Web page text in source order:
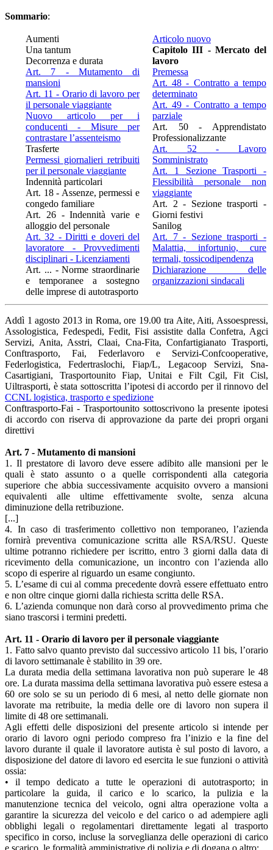
Sommario:
Aumenti
Una tantum
Decorrenza e durata
Art. 7 - Mutamento di
mansioni
Art. 11 - Orario di lavoro per
il personale viaggiante
Nuovo articolo per i
conducenti - Misure per
contrastare l’assenteismo
Trasferte
Permessi giornalieri retribuiti
per il personale viaggiante
Indennità particolari
Art. 18 - Assenze, permessi e
congedo familiare
Art. 26 - Indennità varie e
alloggio del personale
Art. 32 - Diritti e doveri del
lavoratore - Provvedimenti
disciplinari - Licenziamenti
Art. ... - Norme straordinarie
e temporanee a sostegno
delle imprese di autotrasporto
Articolo nuovo
Capitolo III - Mercato del
lavoro
Premessa
Art. 48 - Contratto a tempo
determinato
Art. 49 - Contratto a tempo
parziale
Art. 50 - Apprendistato
Professionalizzante
Art. 52 - Lavoro
Somministrato
Art. 1 Sezione Trasporti -
Flessibilità personale non
viaggiante
Art. 2 - Sezione trasporti -
Giorni festivi
Sanilog
Art. 7 - Sezione trasporti -
Malattia, infortunio, cure
termali, tossicodipendenza
Dichiarazione delle
organizzazioni sindacali
Addì 1 agosto 2013 in Roma, ore 19.00 tra Aite, Aiti, Assoespressi,
Assologistica, Fedespedi, Fedit, Fisi assistite dalla Confetra, Agci
Servizi, Anita, Asstri, Claai, Cna-Fita, Confartigianato Trasporti,
Conftrasporto, Fai, Federlavoro e Servizi-Confcooperative,
Federlogistica, Federtraslochi, Fiap/L, Legacoop Servizi, Sna-
Casartigiani, Trasportounito Fiap, Unitai e Filt Cgil, Fit Cisl,
Uiltrasporti, è stata sottoscritta l’ipotesi di accordo per il rinnovo del
CCNL logistica, trasporto e spedizione
Conftrasporto-Fai - Trasportounito sottoscrivono la presente ipotesi
di accordo con riserva di approvazione da parte dei propri organi
direttivi
Art. 7 - Mutamento di mansioni
1. Il prestatore di lavoro deve essere adibito alle mansioni per le
quali è stato assunto o a quelle corrispondenti alla categoria
superiore che abbia successivamente acquisito ovvero a mansioni
equivalenti alle ultime effettivamente svolte, senza alcuna
diminuzione della retribuzione.
[...]
4. In caso di trasferimento collettivo non temporaneo, l’azienda
fornirà preventiva comunicazione scritta alle RSA/RSU. Queste
ultime potranno richiedere per iscritto, entro 3 giorni dalla data di
ricevimento della comunicazione, un incontro con l’azienda allo
scopo di esperire al riguardo un esame congiunto.
5. L’esame di cui al comma precedente dovrà essere effettuato entro
e non oltre cinque giorni dalla richiesta scritta delle RSA.
6. L’azienda comunque non darà corso al provvedimento prima che
siano trascorsi i termini predetti.
Art. 11 - Orario di lavoro per il personale viaggiante
1. Fatto salvo quanto previsto dal successivo articolo 11 bis, l’orario
di lavoro settimanale è stabilito in 39 ore.
La durata media della settimana lavorativa non può superare le 48
ore. La durata massima della settimana lavorativa può essere estesa a
60 ore solo se su un periodo di 6 mesi, al netto delle giornate non
lavorate ma retribuite, la media delle ore di lavoro non supera il
limite di 48 ore settimanali.
Agli effetti delle disposizioni del presente articolo si intende per
orario di lavoro ogni periodo compreso fra l’inizio e la fine del
lavoro durante il quale il lavoratore autista è sul posto di lavoro, a
disposizione del datore di lavoro ed esercita le sue funzioni o attività
ossia:
• il tempo dedicato a tutte le operazioni di autotrasporto; in
particolare la guida, il carico e lo scarico, la pulizia e la
manutenzione tecnica del veicolo, ogni altra operazione volta a
garantire la sicurezza del veicolo e del carico o ad adempiere agli
obblighi legali o regolamentari direttamente legati al trasporto
specifico in corso, incluse la sorveglianza delle operazioni di carico
e scarico, le formalità amministrative di polizia e di dogana o altro;